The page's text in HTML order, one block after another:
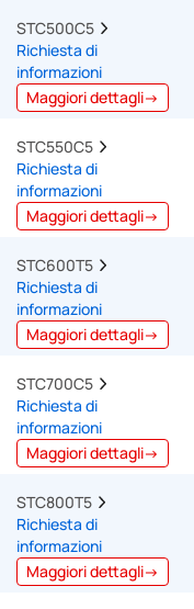
STC500C5
Richiesta di
informazioni
Maggiori dettagli→
STC550C5
Richiesta di
informazioni
Maggiori dettagli→
STC600T5
Richiesta di
informazioni
Maggiori dettagli→
STC700C5
Richiesta di
informazioni
Maggiori dettagli→
STC800T5
Richiesta di
informazioni
Maggiori dettagli→